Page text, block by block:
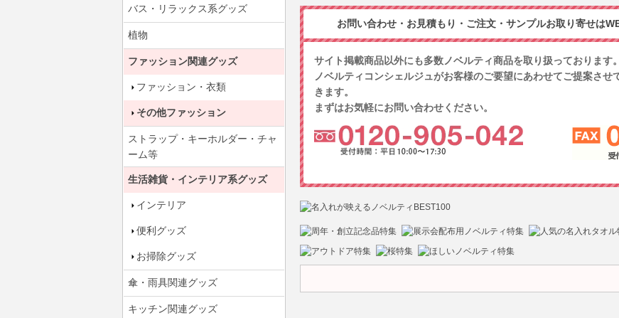
バス・リラックス系グッズ
植物
ファッション関連グッズ
ファッション・衣類
その他ファッション
ストラップ・キーホルダー・チャ
ーム等
生活雑貨・インテリア系グッズ
インテリア
便利グッズ
お掃除グッズ
傘・雨具関連グッズ
キッチン関連グッズ
お問い合わせ・お見積もり・ご注文・サンプルお取り寄せは
サイト掲載商品以外にも多数ノベルティ商品を取り扱っております。
ノベルティコンシェルジュがお客様のご要望にあわせてご提案させ
きます。
まずはお気軽にお問い合わせください。